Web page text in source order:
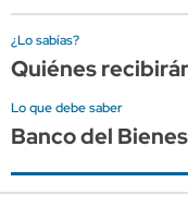
¿Lo sabías?
Quiénes
Lo que debe saber
Banco del